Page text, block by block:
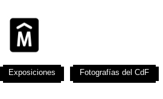
Exposiciones Fotografías del CdF